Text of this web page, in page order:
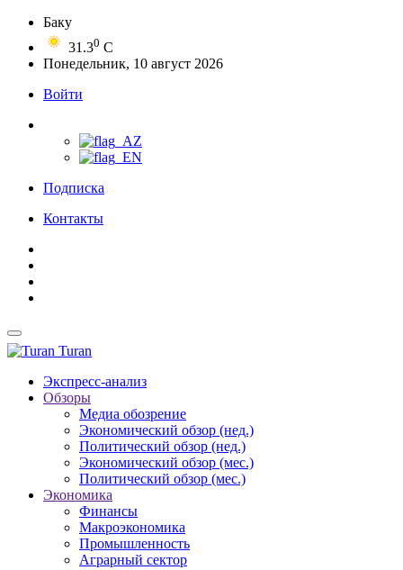
Баку
31.30 C
Понедельник, 10 август 2026
Войти
Подписка
Контакты
Turan
Экспресс-анализ
Обзоры
Медиа обозрение
Экономический обзор (нед.)
Политический обзор (нед.)
Экономический обзор (мес.)
Политический обзор (мес.)
Экономика
Финансы
Макроэкономика
Промышленность
Аграрный сектор